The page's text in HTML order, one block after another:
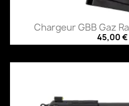
Chargeur GBB Gaz
45,00 €